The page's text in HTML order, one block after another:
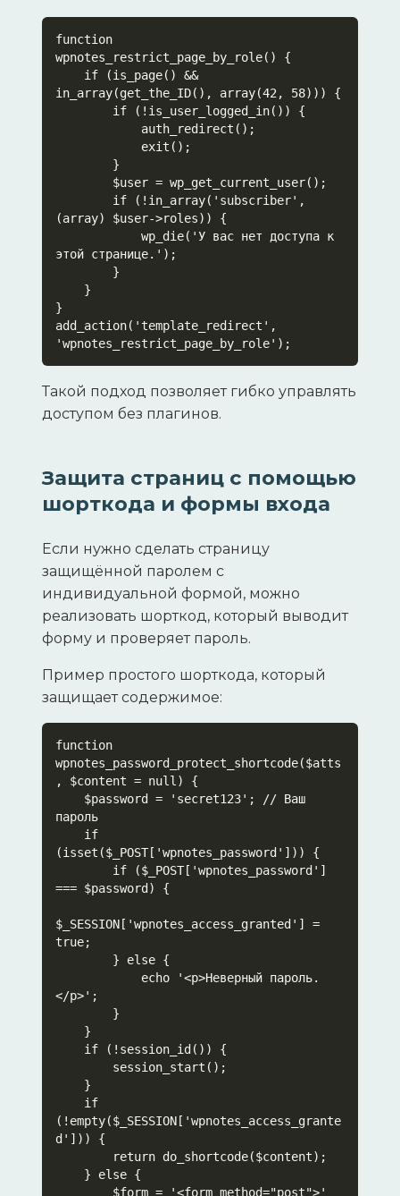
function
wpnotes_restrict_page_by_role() {
in_array(get_the_ID(), array(42, 58))) {
(array) $user->roles)) {
этой странице.');
}
add_action('template_redirect',
'wpnotes_restrict_page_by_role');
Такой подход позволяет гибко управлять
доступом без плагинов.
Защита страниц с помощью
шорткода и формы входа
Если нужно сделать страницу
защищённой паролем с
индивидуальной формой, можно
реализовать шорткод, который выводит
форму и проверяет пароль.
Пример простого шорткода, который
защищает содержимое:
function
wpnotes_password_protect_shortcode($atts
, $content = null) {
пароль
(isset($_POST['wpnotes_password'])) {
=== $password) {
$_SESSION['wpnotes_access_granted'] =
true;
</p>';
(!empty($_SESSION['wpnotes_access_grante
d'])) {